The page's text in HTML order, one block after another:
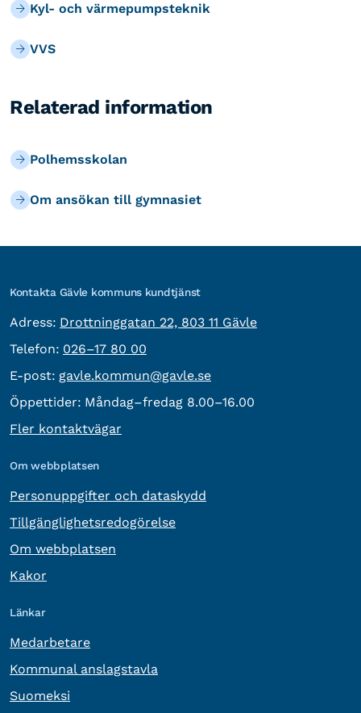
Kyl- och värmepumpsteknik
VVS
Relaterad information
Polhemsskolan
Om ansökan till gymnasiet
Kontakta Gävle kommuns kundtjänst
Adress: besöksadress:
Drottninggatan 22, 803 11 Gävle
Telefon: Telefon:
026–17 80 00
E-post: E-post:
gavle.kommun@gavle.se
Öppettider: Måndag–fredag 8.00–16.00
Fler kontaktvägar
Om webbplatsen
Personuppgifter och dataskydd
Tillgänglighetsredogörelse
Om webbplatsen
Kakor
Länkar
Medarbetare
Kommunal anslagstavla
Suomeksi